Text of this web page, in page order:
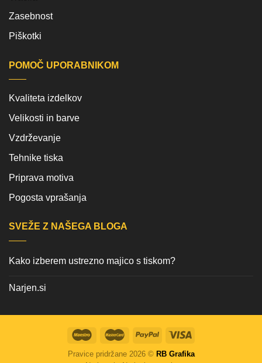
Zasebnost
Piškotki
POMOČ UPORABNIKOM
Kvaliteta izdelkov
Velikosti in barve
Vzdrževanje
Tehnike tiska
Priprava motiva
Pogosta vprašanja
SVEŽE Z NAŠEGA BLOGA
Kako izberem ustrezno majico s tiskom?
Narjen.si
Pravice pridržane 2026 © RB Grafika